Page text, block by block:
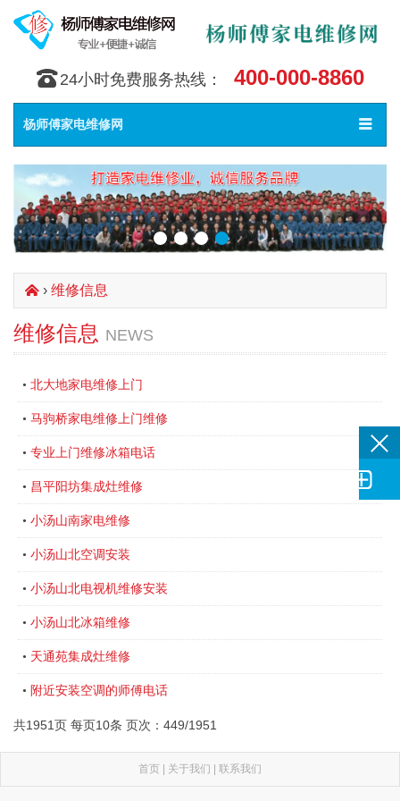
󰇯 24小时免费服务热线： 400-000-8860
Toggle
󰀥
杨师傅家电维修网
󰄫 › 维修信息
维修信息 NEWS
• 北大地家电维修上门
• 马驹桥家电维修上门维修
• 专业上门维修冰箱电话
• 昌平阳坊集成灶维修
• 小汤山南家电维修
• 小汤山北空调安装
• 小汤山北电视机维修安装
• 小汤山北冰箱维修
• 天通苑集成灶维修
• 附近安装空调的师傅电话
共1951页 每页10条 页次：449/1951
首页 | 关于我们 | 联系我们
